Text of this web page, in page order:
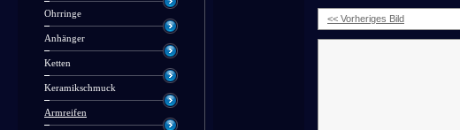
Ohrringe
Anhänger
Ketten
Keramikschmuck
Armreifen
<< Vorheriges Bild